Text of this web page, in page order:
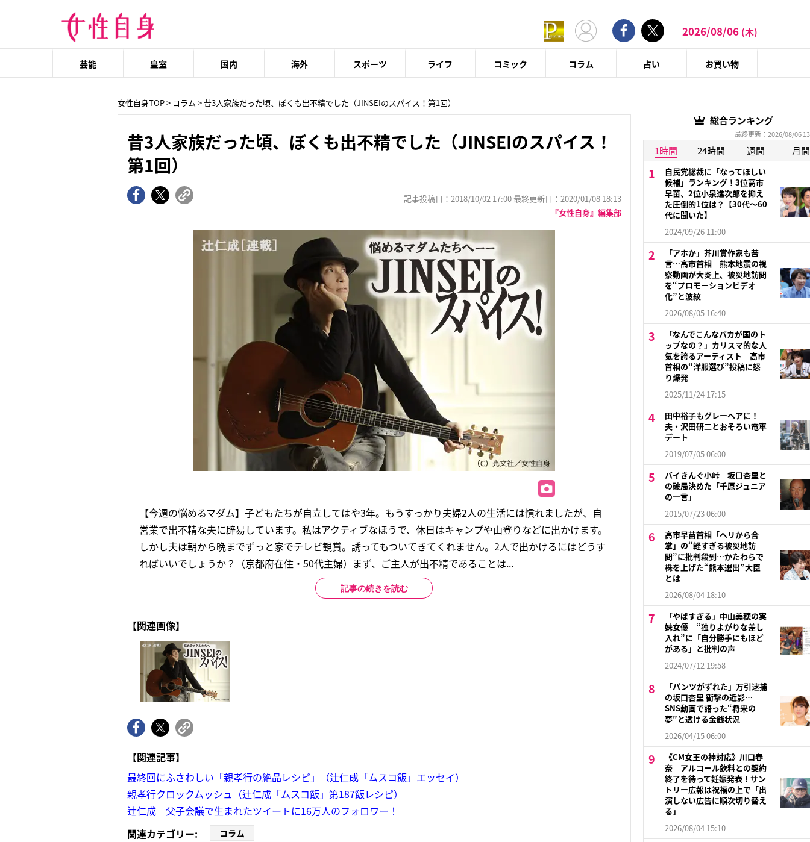
2026/08/06 (木)
芸能 皇室 国内 海外 スポーツ ライフ コミック コラム 占い お買い物
女性自身TOP> コラム > 昔3人家族だった頃、ぼくも出不精でした（JINSEIのスパイス！第1回）
昔3人家族だった頃、ぼくも出不精でした（JINSEIのスパイス！
第1回）
記事投稿日：2018/10/02 17:00 最終更新日：2020/01/08 18:13
『女性自身』編集部
【今週の悩めるマダム】子どもたちが自立してはや3年。もうすっかり夫婦2人の生活には慣れましたが、自
営業で出不精な夫に辟易しています。私はアクティブなほうで、休日はキャンプや山登りなどに出かけます。
しかし夫は朝から晩までずっと家でテレビ観賞。誘ってもついてきてくれません。2人で出かけるにはどうす
ればいいでしょうか？（京都府在住・50代主婦）まず、ご主人が出不精であることは...
記事の続きを読む
【関連画像】
【関連記事】
最終回にふさわしい「親孝行の絶品レシピ」（辻仁成「ムスコ飯」エッセイ）
親孝行クロックムッシュ（辻仁成「ムスコ飯」第187飯レシピ）
辻仁成 父子会議で生まれたツイートに16万人のフォロワー！
関連カテゴリー:
コラム
総合ランキング
最終更新：2026/08/06
1時間 24時間 週間 月間
自民党総裁に「なってほしい
候補」ランキング！3位高市
早苗、2位小泉進次郎を抑え
た圧倒的1位は？【30代〜60
代に聞いた】
2024/09/26 11:00
「アホか」芥川賞作家も苦
言…高市首相 熊本地震の視
察動画が大炎上、被災地訪問
を“プロモーションビデオ
化”と波紋
2026/08/05 16:40
「なんでこんなバカが国のト
ップなの？」カリスマ的な人
気を誇るアーティスト 高市
首相の“洋服選び”投稿に怒
り爆発
2025/11/24 17:15
田中裕子もグレーヘアに！
夫・沢田研二とおそろい電車
デート
2019/07/05 06:00
バイきんぐ小峠 坂口杏里と
の破局決めた「千原ジュニア
の一言」
2015/07/23 06:00
高市早苗首相「ヘリから合
掌」の“軽すぎる被災地訪
問”に批判殺到…かたわらで
株を上げた“熊本選出”大臣
とは
2026/08/04 18:10
「やばすぎる」中山美穂の実
妹女優 “独りよがりな差し
入れ”に「自分勝手にもほど
がある」と批判の声
2024/07/12 19:58
「パンツがずれた」万引逮捕
の坂口杏里 衝撃の近影…
SNS動画で語った“将来の
夢”と透ける金銭状況
2026/04/15 06:00
《CM女王の神対応》川口春
奈 アルコール飲料との契約
終了を待って妊娠発表！サン
トリー広報は祝福の上で「出
演しない広告に順次切り替え
る」
2026/08/04 15:10